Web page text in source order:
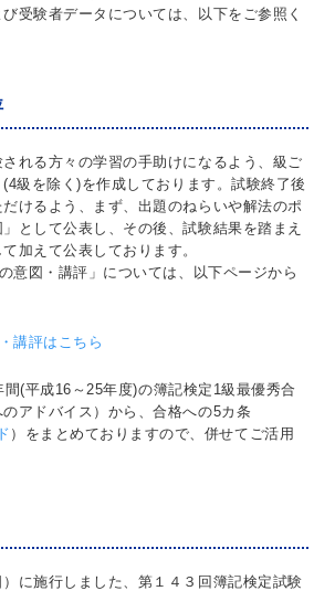
受験者データについては、以下をご参照く
れる方々の学習の手助けになるよう、級ご
級を除く)を作成しております。試験終了後
けるよう、まず、出題のねらいや解法のポ
として公表し、その後、試験結果を踏まえ
加えて公表しております。
意図・講評」については、以下ページから
講評はこちら
(平成16～25年度)の簿記検定1級最優秀合
アドバイス）から、合格への5カ条
）をまとめておりますので、併せてご活用
に施行しました、第１４３回簿記検定試験